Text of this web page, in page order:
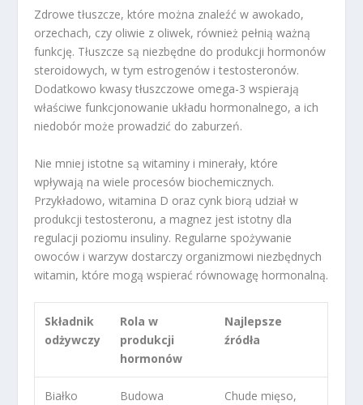
Zdrowe tłuszcze, które można znaleźć w awokado,
orzechach, czy oliwie z oliwek, również pełnią ważną
funkcję. Tłuszcze są niezbędne do produkcji hormonów
steroidowych, w tym estrogenów i testosteronów.
Dodatkowo kwasy tłuszczowe omega-3 wspierają
właściwe funkcjonowanie układu hormonalnego, a ich
niedobór może prowadzić do zaburzeń.
Nie mniej istotne są witaminy i minerały, które
wpływają na wiele procesów biochemicznych.
Przykładowo, witamina D oraz cynk biorą udział w
produkcji testosteronu, a magnez jest istotny dla
regulacji poziomu insuliny. Regularne spożywanie
owoców i warzyw dostarczy organizmowi niezbędnych
witamin, które mogą wspierać równowagę hormonalną.
Składnik
odżywczy
Rola w
produkcji
hormonów
Najlepsze
źródła
Białko
Budowa
Chude mięso,